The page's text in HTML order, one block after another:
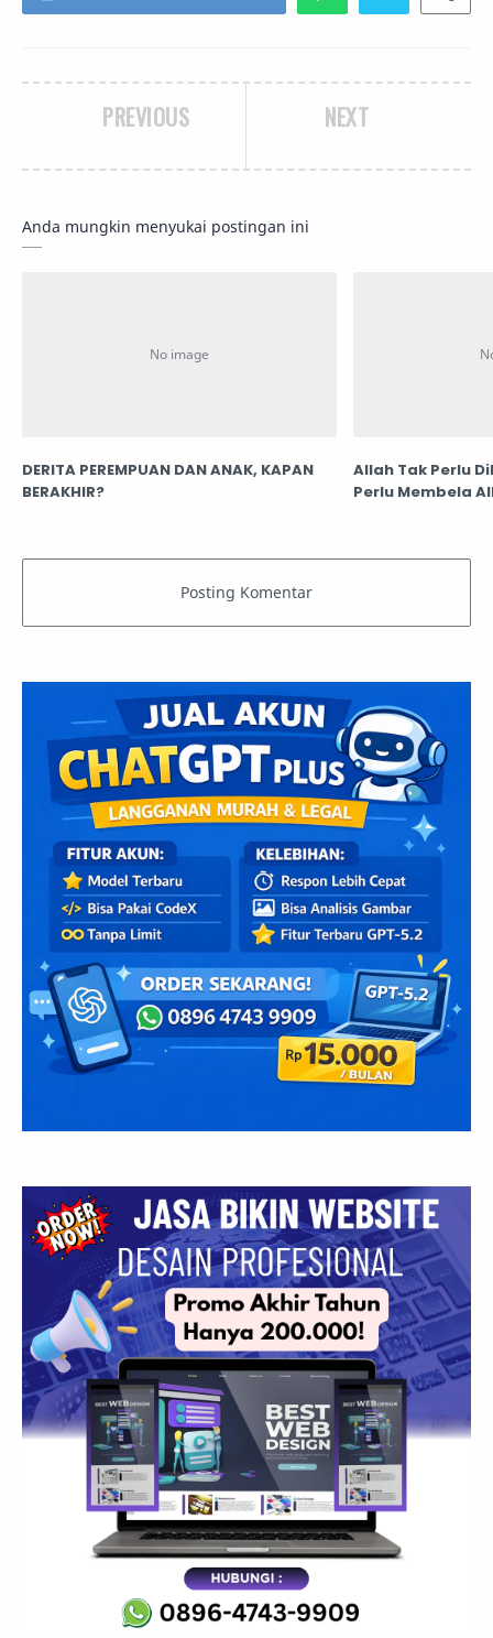
NEXT
PREVIOUS
Anda mungkin menyukai postingan ini
DERITA PEREMPUAN DAN ANAK, KAPAN
BERAKHIR?
Allah Tak Perlu
Perlu Membela